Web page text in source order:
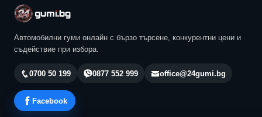
Автомобилни гуми онлайн с бързо търсене, конкурентни цени и
съдействие при избора.
0700 50 199 0877 552 999 office@24gumi.bg
Facebook